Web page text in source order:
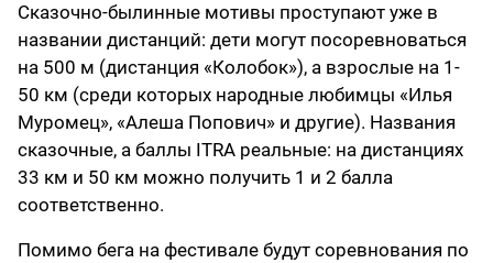
Сказочно-былинные мотивы проступают уже в
названии дистанций: дети могут посоревноваться
на 500 м (дистанция «Колобок»), а взрослые на 1-
50 км (среди которых народные любимцы «Илья
Муромец», «Алеша Попович» и другие). Названия
сказочные, а баллы ITRA реальные: на дистанциях
33 км и 50 км можно получить 1 и 2 балла
соответственно.
Помимо бега на фестивале будут соревнования по